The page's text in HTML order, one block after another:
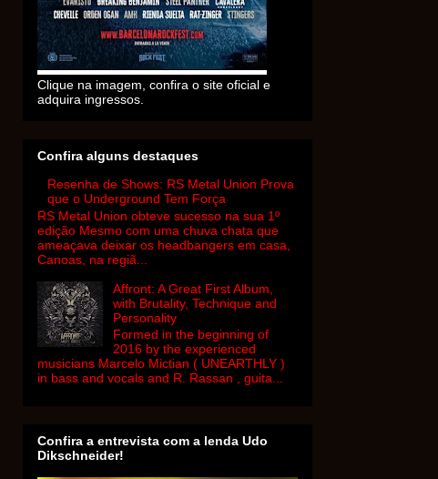
Clique na imagem, confira o site oficial e
adquira ingressos.
Confira alguns destaques
Resenha de Shows: RS Metal Union Prova
que o Underground Tem Força
RS Metal Union obteve sucesso na sua 1º
edição Mesmo com uma chuva chata que
ameaçava deixar os headbangers em casa,
Canoas, na regiã...
Affront: A Great First Album,
with Brutality, Technique and
Personality
Formed in the beginning of
2016 by the experienced
musicians Marcelo Mictian ( UNEARTHLY )
in bass and vocals and R. Rassan , guita...
Confira a entrevista com a lenda Udo
Dikschneider!